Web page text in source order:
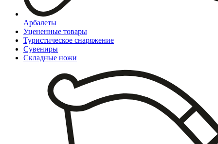
Арбалеты
Уцененные товары
Туристическое снаряжение
Сувениры
Складные ножи